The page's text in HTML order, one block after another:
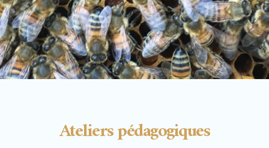
Ateliers pédagogiques